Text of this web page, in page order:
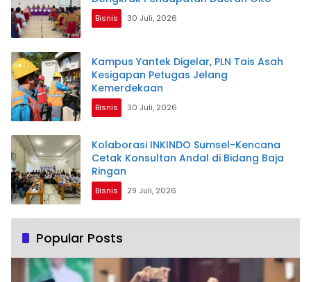
Bisnis 30 Juli, 2026
Kampus Yantek Digelar, PLN Tais Asah
Kesigapan Petugas Jelang
Kemerdekaan
Bisnis 30 Juli, 2026
Kolaborasi INKINDO Sumsel-Kencana
Cetak Konsultan Andal di Bidang Baja
Ringan
Bisnis 29 Juli, 2026
Popular Posts